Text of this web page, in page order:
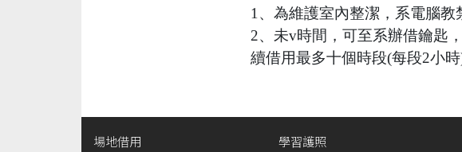
1、為維護室內整潔，系電腦教
2、未v時間，可至系辦借鑰匙
續借用最多十個時段(每段2小時)
場地借用 學習護照